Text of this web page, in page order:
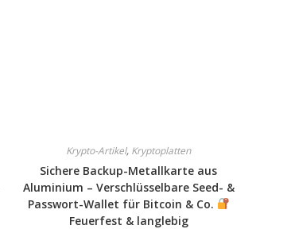
Krypto-Artikel, Kryptoplatten
Sichere Backup-Metallkarte aus
Aluminium – Verschlüsselbare Seed- &
Passwort-Wallet für Bitcoin & Co.
Feuerfest & langlebig